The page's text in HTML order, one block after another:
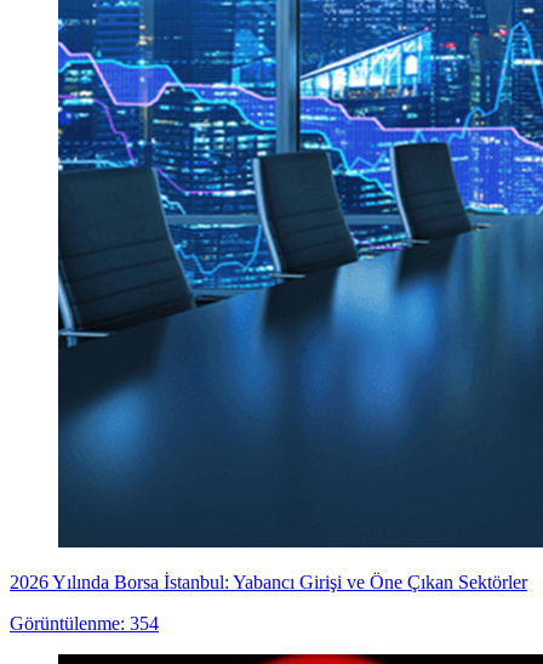
2026 Yılında Borsa İstanbul: Yabancı Girişi ve Öne Çıkan Sektörler
Görüntülenme: 354